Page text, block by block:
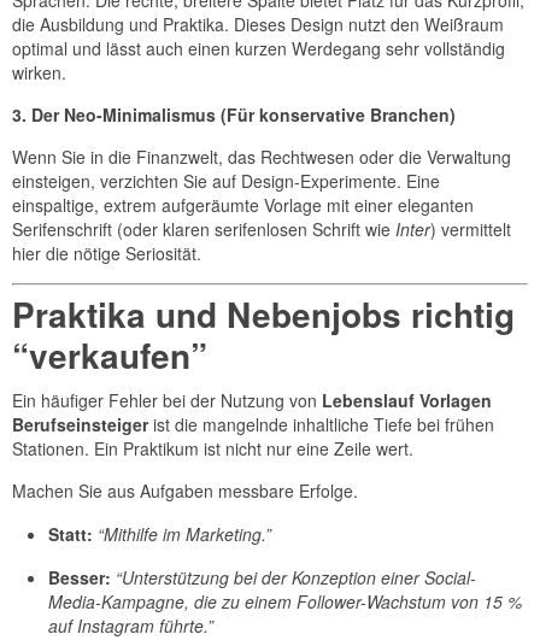
die Ausbildung und Praktika. Dieses Design nutzt den Weißraum
optimal und lässt auch einen kurzen Werdegang sehr vollständig
wirken.
3. Der Neo-Minimalismus (Für konservative Branchen)
Wenn Sie in die Finanzwelt, das Rechtwesen oder die Verwaltung
einsteigen, verzichten Sie auf Design-Experimente. Eine
einspaltige, extrem aufgeräumte Vorlage mit einer eleganten
Serifenschrift (oder klaren serifenlosen Schrift wie Inter) vermittelt
hier die nötige Seriosität.
Praktika und Nebenjobs richtig
“verkaufen”
Ein häufiger Fehler bei der Nutzung von Lebenslauf Vorlagen
Berufseinsteigerist die mangelnde inhaltliche Tiefe bei frühen
Stationen. Ein Praktikum ist nicht nur eine Zeile wert.
Machen Sie aus Aufgaben messbare Erfolge.
Statt: “Mithilfe im Marketing.”
Besser: “Unterstützung bei der Konzeption einer Social-
Media-Kampagne, die zu einem Follower-Wachstum von 15 %
auf Instagram führte.”